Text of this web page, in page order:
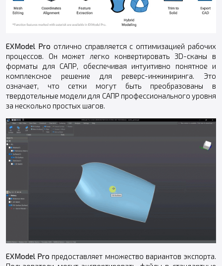
EXModel Pro отлично справляется с оптимизацией рабочих
процессов. Он может легко конвертировать 3D-сканы в
форматы для САПР, обеспечивая интуитивно понятное и
комплексное решение для реверс-инжиниринга. Это
означает, что сетки могут быть преобразованы в
твердотельные модели для САПР профессионального уровня
за несколько простых шагов.
EXModel Pro предоставляет множество вариантов экспорта.